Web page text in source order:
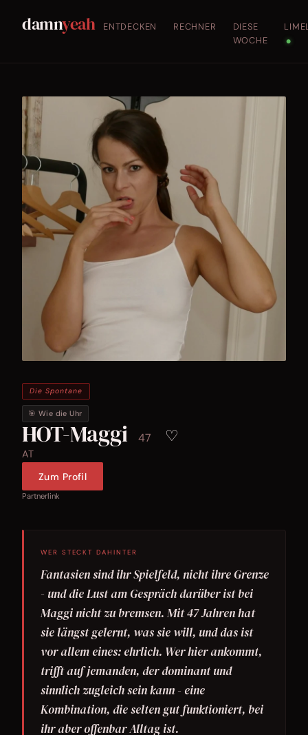
damnyeah ENTDECKEN RECHNER
DIESE
WOCHE
●
Die Spontane
🎯 Wie die Uhr
HOT-Maggi 47 ♡
AT
Zum Profil
Partnerlink
WER STECKT DAHINTER
Fantasien sind ihr Spielfeld, nicht ihre Grenze
- und die Lust am Gespräch darüber ist bei
Maggi nicht zu bremsen. Mit 47 Jahren hat
sie längst gelernt, was sie will, und das ist
vor allem eines: ehrlich. Wer hier ankommt,
trifft auf jemanden, der dominant und
sinnlich zugleich sein kann - eine
Kombination, die selten gut funktioniert, bei
ihr aber offenbar Alltag ist.